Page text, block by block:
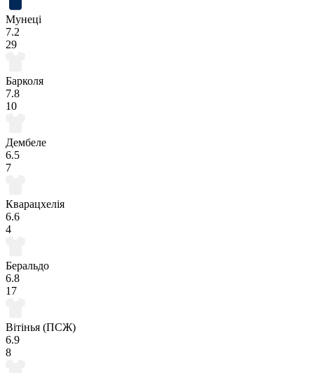
Мунеці
7.2
29
Барколя
7.8
10
Дембеле
6.5
7
Кварацхелія
6.6
4
Беральдо
6.8
17
Вітінья (ПСЖ)
6.9
8